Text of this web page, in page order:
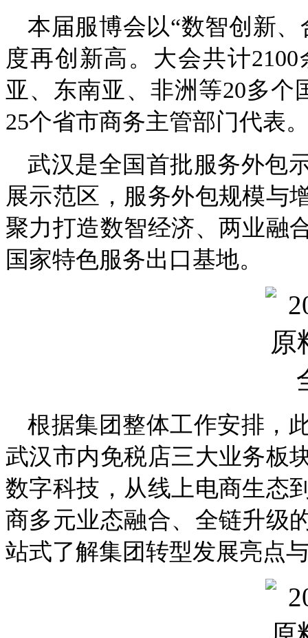
本届服博会以“数智创新
度再创新高。大会共计
亚、东南亚、非洲等20多个
25个省市商务主管部门代表
武汉是全国首批服务外包
展示范区，服务外包规模与
聚力打造数智经济、两业融
国家特色服务出口基地。
根据集团整体工作安排，
武汉市内免税店三大业务板
数字科技，从线上电商生态
商多元业态融合、全链升级
站式了解集团转型发展亮点